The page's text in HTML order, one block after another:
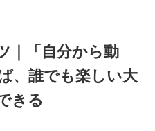
｜「自分から動
、誰でも楽しい大
きる